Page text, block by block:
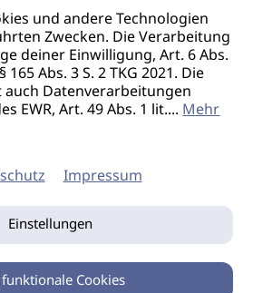
und andere Technologien
Zwecken. Die Verarbeitung
deiner Einwilligung, Art. 6 Abs.
165 Abs. 3 S. 2 TKG 2021. Die
Datenverarbeitungen
EWR, Art. 49 Abs. 1 lit....Mehr
Impressum
Einstellungen
Cookies